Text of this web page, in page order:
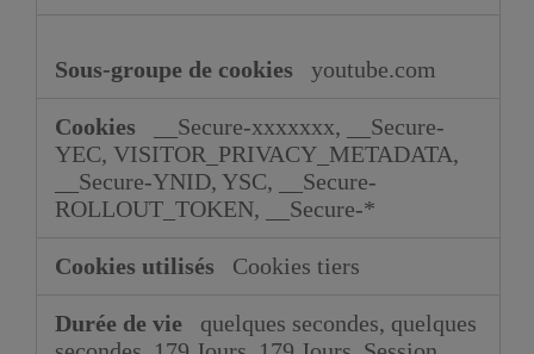
youtube.com
__Secure-xxxxxxx, __Secure-
YEC, VISITOR_PRIVACY_METADATA,
__Secure-YNID, YSC, __Secure-
ROLLOUT_TOKEN, __Secure-*
Cookies tiers
quelques secondes, quelques